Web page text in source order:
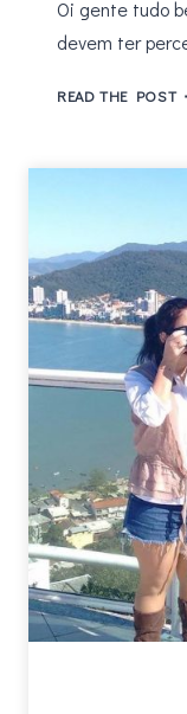
Oi gente tudo
devem ter
READ THE POST